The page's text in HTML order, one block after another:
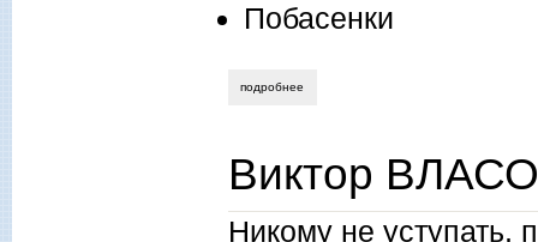
Побасенки
подробнее
Виктор
Никому не уступать,